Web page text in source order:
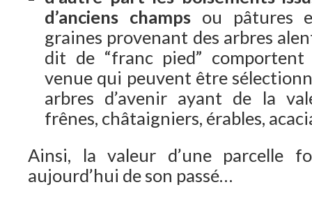
d’anciens champsou pâtures
graines provenant des arbres
dit de “franc pied”
venue qui peuvent être
arbres d’avenir ayant de la
frênes, châtaigniers, érables,
Ainsi, la valeur d’une parcelle
aujourd’hui de son passé…